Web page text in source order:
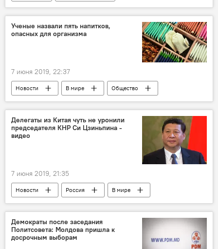
Ученые назвали пять напитков,
опасных для организма
7 июня 2019, 22:37
Новости В мире Общество
Делегаты из Китая чуть не уронили
председателя КНР Си Цзиньпина -
видео
7 июня 2019, 21:35
Новости Россия В мире
Демократы после заседания
Политсовета: Молдова пришла к
досрочным выборам